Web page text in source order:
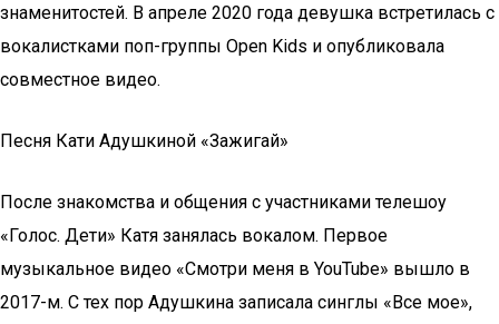
знаменитостей. В апреле 2020 года девушка встретилась с
вокалистками поп-группы Open Kids и опубликовала
совместное видео.
Песня Кати Адушкиной «Зажигай»
После знакомства и общения с участниками телешоу
«Голос. Дети» Катя занялась вокалом. Первое
музыкальное видео «Смотри меня в YouTube» вышло в
2017-м. С тех пор Адушкина записала синглы «Все мое»,